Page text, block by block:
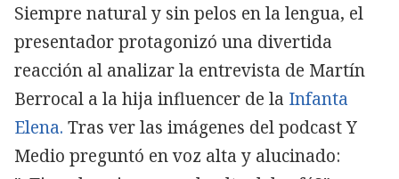
Siempre natural y sin pelos en la lengua, el
presentador protagonizó una divertida
reacción al analizar la entrevista de Martín
Berrocal a la hija influencer de la Infanta
Elena. Tras ver las imágenes del podcast Y
Medio preguntó en voz alta y alucinado: